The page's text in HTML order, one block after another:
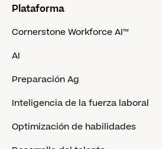
Plataforma
Cornerstone Workforce AI™
AI
Preparación Ag
Inteligencia de la fuerza laboral
Optimización de habilidades